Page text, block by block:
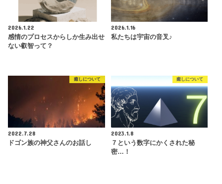
2026.1.22
感情のプロセスからしか生み出せ
ない叡智って？
2026.1.16
私たちは宇宙の音叉♪
癒しについて
2022.7.28
ドゴン族の神父さんのお話し
癒しについて
2023.1.8
７という数字にかくされた秘
密…！